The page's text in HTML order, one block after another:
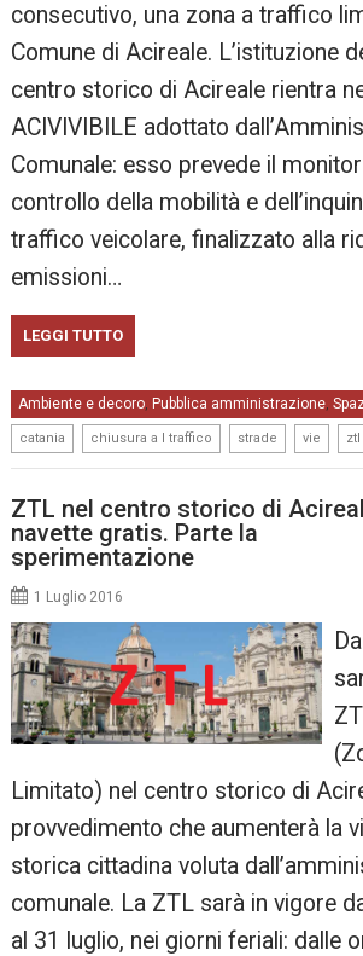
consecutivo, una zona a traffico
Comune di Acireale. L’istituzione
centro storico di Acireale rientra
ACIVIVIBILE adottato
Comunale: esso prevede il
controllo della mobilità e
traffico veicolare, finalizzato alla
emissioni…
LEGGI TUTTO
Ambiente e decoro, Pubblica amministrazione,
catania chiusura a l traffico strade vie ztl
ZTL nel centro storico di
navette gratis. Parte la
sperimentazione
1 Luglio 2016
Limitato) nel centro storico di
provvedimento che aumenterà la
storica cittadina voluta
comunale. La ZTL sarà in vigore
al 31 luglio, nei giorni feriali: dalle